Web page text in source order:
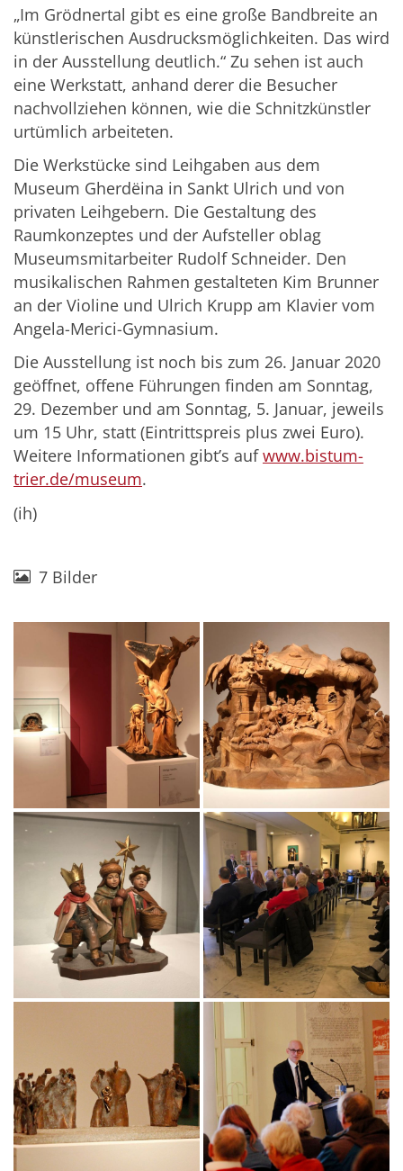
„Im Grödnertal gibt es eine große Bandbreite an
künstlerischen Ausdrucksmöglichkeiten. Das wird
in der Ausstellung deutlich.“ Zu sehen ist auch
eine Werkstatt, anhand derer die Besucher
nachvollziehen können, wie die Schnitzkünstler
urtümlich arbeiteten.
Die Werkstücke sind Leihgaben aus dem
Museum Gherdëina in Sankt Ulrich und von
privaten Leihgebern. Die Gestaltung des
Raumkonzeptes und der Aufsteller oblag
Museumsmitarbeiter Rudolf Schneider. Den
musikalischen Rahmen gestalteten Kim Brunner
an der Violine und Ulrich Krupp am Klavier vom
Angela-Merici-Gymnasium.
Die Ausstellung ist noch bis zum 26. Januar 2020
geöffnet, offene Führungen finden am Sonntag,
29. Dezember und am Sonntag, 5. Januar, jeweils
um 15 Uhr, statt (Eintrittspreis plus zwei Euro).
Weitere Informationen gibt’s aufwww.bistum-
trier.de/museum.
(ih)
7 Bilder